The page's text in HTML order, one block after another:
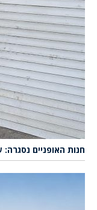
חנות האופניים